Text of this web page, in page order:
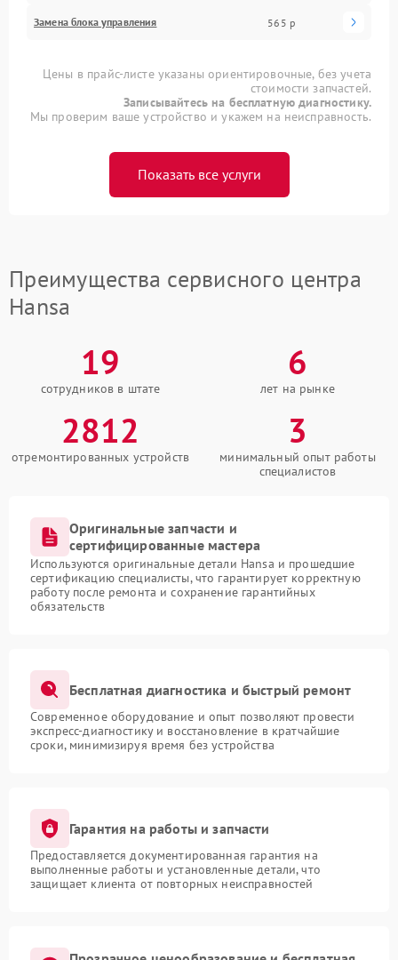
Замена блока управления 565 р
Цены в прайс-листе указаны ориентировочные, без учета
стоимости запчастей.
Записывайтесь на бесплатную диагностику.
Мы проверим ваше устройство и укажем на неисправность.
Показать все услуги
Преимущества сервисного центра
Hansa
19
сотрудников в штате
6
лет на рынке
2812
отремонтированных устройств
3
минимальный опыт работы
специалистов
Оригинальные запчасти и
сертифицированные мастера
Используются оригинальные детали Hansa и прошедшие
сертификацию специалисты, что гарантирует корректную
работу после ремонта и сохранение гарантийных
обязательств
Бесплатная диагностика и быстрый ремонт
Современное оборудование и опыт позволяют провести
экспресс-диагностику и восстановление в кратчайшие
сроки, минимизируя время без устройства
Гарантия на работы и запчасти
Предоставляется документированная гарантия на
выполненные работы и установленные детали, что
защищает клиента от повторных неисправностей